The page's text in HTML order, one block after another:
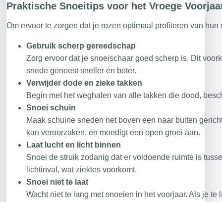
Praktische Snoeitips voor het Vroege
Om ervoor te zorgen dat je rozen optimaal profiteren van
Gebruik scherp gereedschap
Zorg ervoor dat je snoeischaar goed scherp is. Dit
snede geneest sneller en beter.
Verwijder dode en zieke takken
Begin met het weghalen van alle takken die dood,
Snoei schuin
Maak schuine sneden net boven een naar buiten
kan veroorzaken, en moedigt een open groei aan.
Laat lucht en licht binnen
Snoei de struik zodanig dat er voldoende ruimte is
lichtinval, wat ziektes voorkomt.
Snoei niet te laat
Wacht niet te lang met snoeien in het voorjaar. Als je